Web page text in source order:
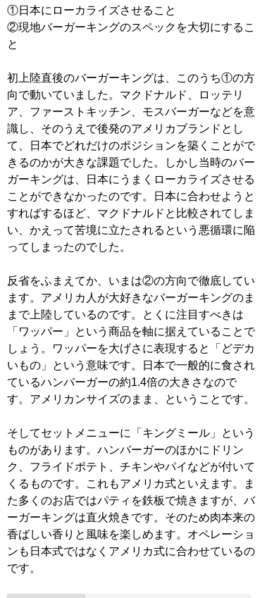
①日本にローカライズさせること
②現地バーガーキングのスペックを大切にするこ
と
初上陸直後のバーガーキングは、このうち①の方
向で動いていました。マクドナルド、ロッテリ
ア、ファーストキッチン、モスバーガーなどを意
識し、そのうえで後発のアメリカブランドとし
て、日本でどれだけのポジションを築くことがで
きるのかが大きな課題でした。しかし当時のバー
ガーキングは、日本にうまくローカライズさせる
ことができなかったのです。日本に合わせようと
すればするほど、マクドナルドと比較されてしま
い、かえって苦境に立たされるという悪循環に陥
ってしまったのでした。
反省をふまえてか、いまは②の方向で徹底してい
ます。アメリカ人が大好きなバーガーキングのま
まで上陸しているのです。とくに注目すべきは
「ワッパー」という商品を軸に据えていることで
しょう。ワッパーを大げさに表現すると「どデカ
いもの」という意味です。日本で一般的に食され
ているハンバーガーの約1.4倍の大きさなので
す。アメリカンサイズのまま、ということです。
そしてセットメニューに「キングミール」という
ものがあります。ハンバーガーのほかにドリン
ク、フライドポテト、チキンやパイなどが付いて
くるものです。これもアメリカ式といえます。ま
た多くのお店ではパティを鉄板で焼きますが、バ
ーガーキングは直火焼きです。そのため肉本来の
香ばしい香りと風味を楽しめます。オペレーショ
ンも日本式ではなくアメリカ式に合わせているの
です。